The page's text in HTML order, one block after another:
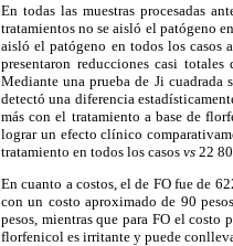
En todas las muestras procesadas
tratamientos no se aisló el patógeno
aisló el patógeno en todos los casos
presentaron reducciones casi
Mediante una prueba de Ji cuadrada
detectó una diferencia
más con el tratamiento a base de
lograr un efecto clínico
tratamiento en todos los casos vs 22
En cuanto a costos, el de FO fue de
con un costo aproximado de 90
pesos, mientras que para FO el
florfenicol es irritante y puede